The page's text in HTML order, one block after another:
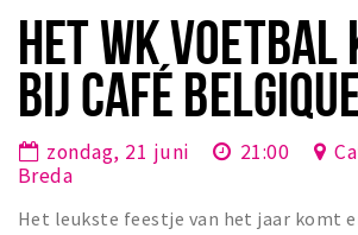
Bezienswaardigheden
Musea, theaters & podia
Uitjes & activiteiten
Toeristische routes
Natuurgebieden
HET WK VOETBAL
BIJ CAFÉ
zondag, 21 juni 21:00
Breda
Het leukste feestje van het jaar komt